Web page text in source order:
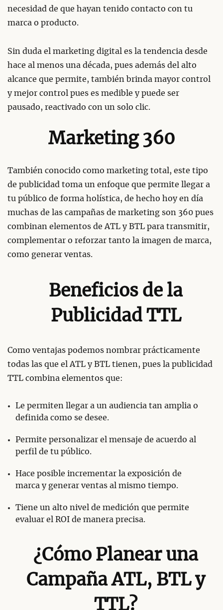
necesidad de que hayan tenido contacto con tu
marca o producto.
Sin duda el marketing digital es la tendencia desde
hace al menos una década, pues además del alto
alcance que permite, también brinda mayor control
y mejor control pues es medible y puede ser
pausado, reactivado con un solo clic.
Marketing 360
También conocido como marketing total, este tipo
de publicidad toma un enfoque que permite llegar a
tu público de forma holística, de hecho hoy en día
muchas de las campañas de marketing son 360 pues
combinan elementos de ATL y BTL para transmitir,
complementar o reforzar tanto la imagen de marca,
como generar ventas.
Beneficios de la
Publicidad TTL
Como ventajas podemos nombrar prácticamente
todas las que el ATL y BTL tienen, pues la publicidad
TTL combina elementos que:
Le permiten llegar a un audiencia tan amplia o
definida como se desee.
Permite personalizar el mensaje de acuerdo al
perfil de tu público.
Hace posible incrementar la exposición de
marca y generar ventas al mismo tiempo.
Tiene un alto nivel de medición que permite
evaluar el ROI de manera precisa.
¿Cómo Planear una
Campaña ATL, BTL y
TTL?